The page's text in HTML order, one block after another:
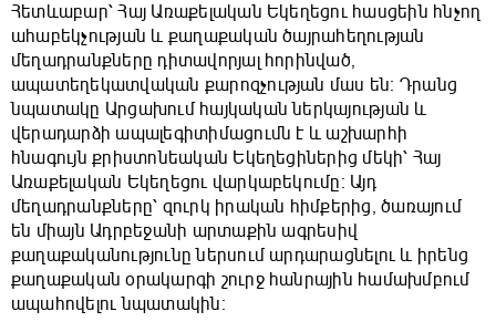
Հետևաբար՝ Հայ Առաքելական Եկեղեցու հասցեին հնչող
ահաբեկչության և քաղաքական ծայրահեղության
մեղադրանքները դիտավորյալ հորինված,
ապատեղեկատվական քարոզչության մաս են։ Դրանց
նպատակը Արցախում հայկական ներկայության և
վերադարձի ապալեգիտիմացումն է և աշխարհի
հնագույն քրիստոնեական Եկեղեցիներից մեկի՝ Հայ
Առաքելական Եկեղեցու վարկաբեկումը։ Այդ
մեղադրանքները՝ զուրկ իրական հիմքերից, ծառայում
են միայն Ադրբեջանի արտաքին ագրեսիվ
քաղաքականությունը ներսում արդարացնելու և իրենց
քաղաքական օրակարգի շուրջ հանրային համախմբում
ապահովելու նպատակին։